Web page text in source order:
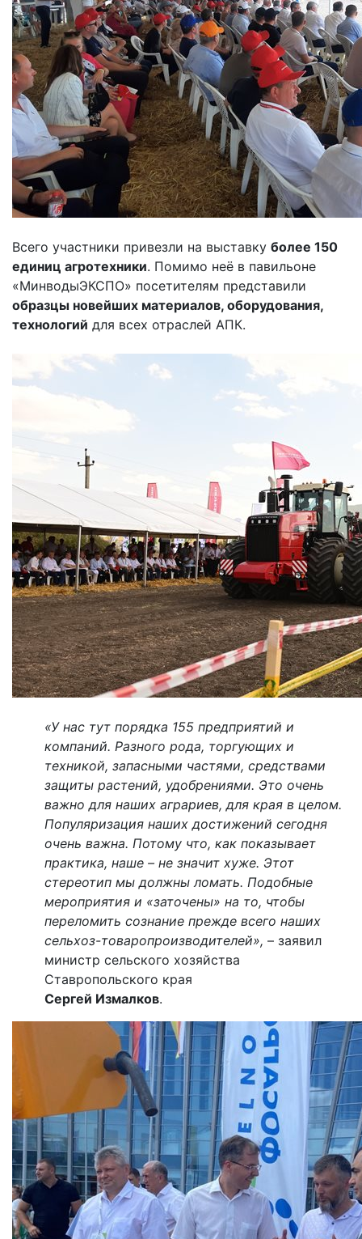
Всего участники привезли на выставку более 150
единиц агротехники. Помимо неё в павильоне
«МинводыЭКСПО» посетителям представили
образцы новейших материалов, оборудования,
технологий для всех отраслей АПК.
«У нас тут порядка 155 предприятий и
компаний. Разного рода, торгующих и
техникой, запасными частями, средствами
защиты растений, удобрениями. Это очень
важно для наших аграриев, для края в целом.
Популяризация наших достижений сегодня
очень важна. Потому что, как показывает
практика, наше – не значит хуже. Этот
стереотип мы должны ломать. Подобные
мероприятия и «заточены» на то, чтобы
переломить сознание прежде всего наших
сельхоз-товаропроизводителей», – заявил
министр сельского хозяйства
Ставропольского края
Сергей Измалков.